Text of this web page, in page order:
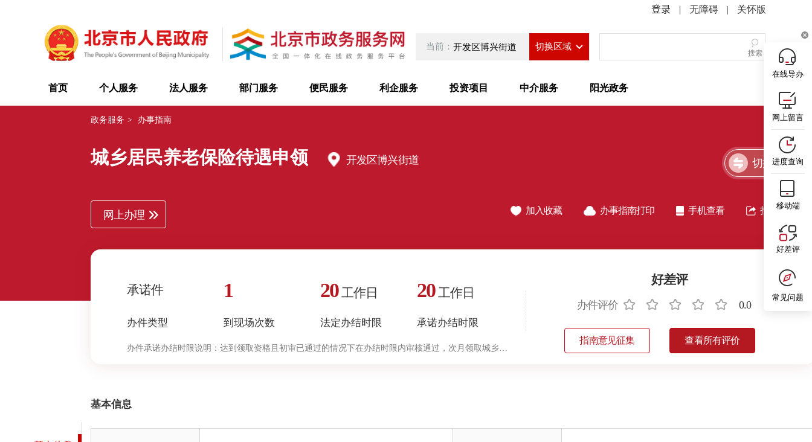
| 无障碍 | 关怀版
当前： 开发区博兴街道 切换区域
搜索
首页 个人服务 法人服务 部门服务 便民服务 利企服务 投资项目 中介服务 阳光政务
政务服务 > 办事指南
城乡居民养老保险待遇申领 开发区博兴街道 切换简洁版
网上办理 加入收藏 办事指南打印 手机查看 指南分享
承诺件
办件类型
1
到现场次数
20工作日
法定办结时限
20工作日
承诺办结时限
好差评
办件评价 0.0
指南意见征集 查看所有评价
办件承诺办结时限说明： 达到领取资格且初审已通过的情况下在办结时限内审核通过，次月领取城乡居
基本信息
在线导办
网上留言
进度查询
移动端
好差评
常见问题